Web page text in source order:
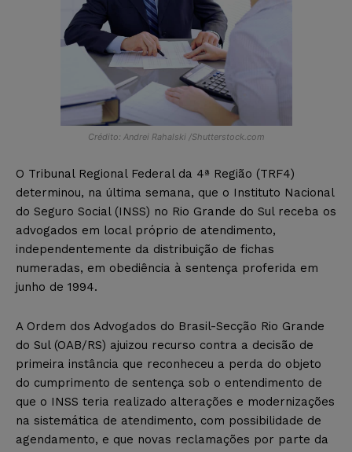
Crédito: Andrei Rahalski /Shutterstock.com
O Tribunal Regional Federal da 4ª Região (TRF4)
determinou, na última semana, que o Instituto Nacional
do Seguro Social (INSS) no Rio Grande do Sul receba os
advogados em local próprio de atendimento,
independentemente da distribuição de fichas
numeradas, em obediência à sentença proferida em
junho de 1994.
A Ordem dos Advogados do Brasil-Secção Rio Grande
do Sul (OAB/RS) ajuizou recurso contra a decisão de
primeira instância que reconheceu a perda do objeto
do cumprimento de sentença sob o entendimento de
que o INSS teria realizado alterações e modernizações
na sistemática de atendimento, com possibilidade de
agendamento, e que novas reclamações por parte da